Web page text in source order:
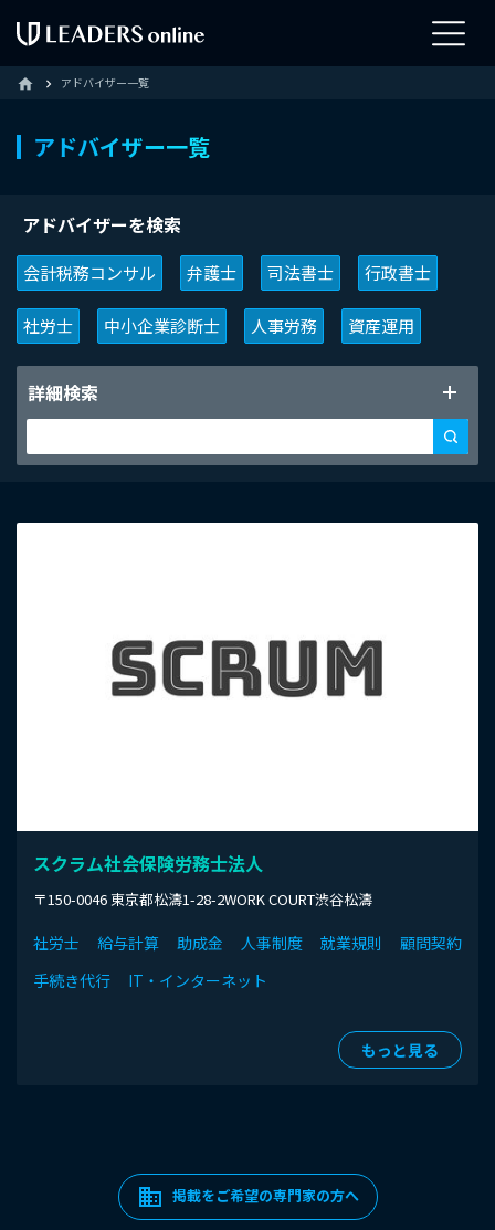
home アドバイザー一覧
アドバイザー一覧
アドバイザーを検索
会計税務コンサル 弁護士 司法書士 行政書士
社労士 中小企業診断士 人事労務 資産運用
詳細検索
スクラム社会保険労務士法人
〒150-0046 東京都松濤1-28-2WORK COURT渋谷松濤
社労士 給与計算 助成金 人事制度 就業規則
顧問契約
手続き代行
IT・インターネット
もっと見る
domain 掲載をご希望の専門家の方へ